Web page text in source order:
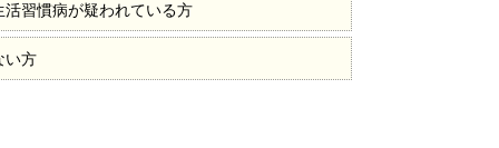
習慣病が疑われている方
い方